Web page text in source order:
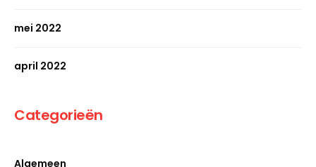
mei 2022
april 2022
Categorieën
Algemeen